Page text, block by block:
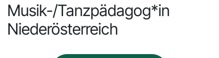
Musik-/Tanzpädagog*in
Niederösterreich